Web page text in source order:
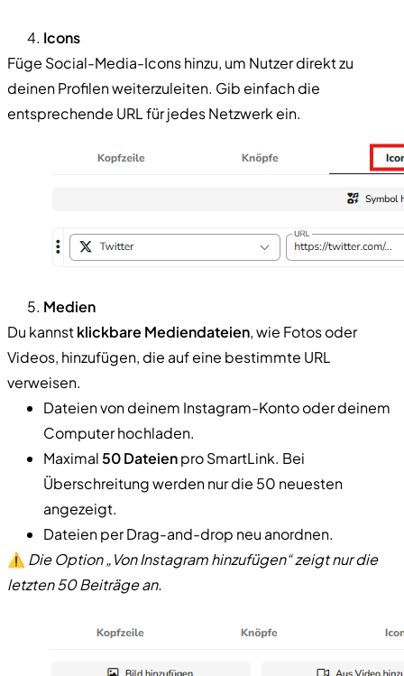
Icons
Füge Social-Media-Icons hinzu, um Nutzer direkt zu
deinen Profilen weiterzuleiten. Gib einfach die
entsprechende URL für jedes Netzwerk ein.
Medien
Du kannstklickbare Mediendateien, wie Fotos oder
Videos, hinzufügen, die auf eine bestimmte URL
verweisen.
Dateien von deinem Instagram-Konto oder deinem
Computer hochladen.
Maximal50 Dateienpro SmartLink. Bei
Überschreitung werden nur die 50 neuesten
angezeigt.
Dateien per Drag-and-drop neu anordnen.
⚠️ Die Option „Von Instagram hinzufügen“ zeigt nur die
letzten 50 Beiträge an.